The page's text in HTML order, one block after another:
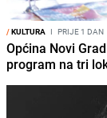
/KULTURA I PRIJE 1 DAN
Općina Novi
program na tri